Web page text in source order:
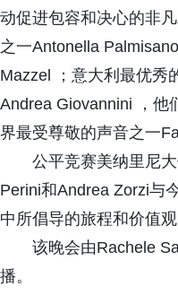
动促进包容和决心的非
之一Antonella
Mazzel ；意大利最优秀
Andrea Giovannini ，他
界最受尊敬的声音之一
公平竞赛美纳里尼
Perini和Andrea Zorzi与
中所倡导的旅程和价值观
该晚会由Rachele
播。